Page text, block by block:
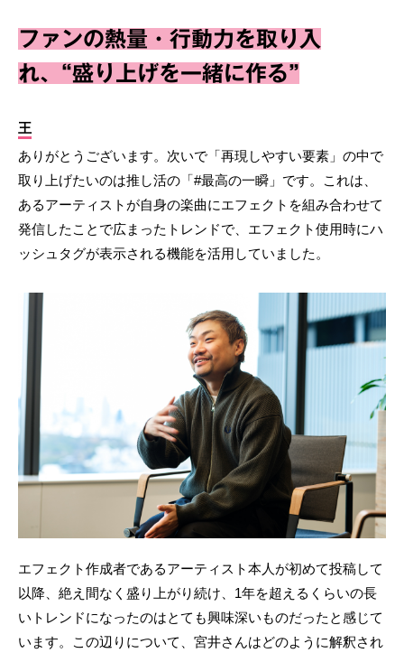
ファンの熱量・行動力を取り入
れ、“盛り上げを一緒に作る”
王
ありがとうございます。次いで「再現しやすい要素」の中で
取り上げたいのは推し活の「#最高の一瞬」です。これは、
あるアーティストが自身の楽曲にエフェクトを組み合わせて
発信したことで広まったトレンドで、エフェクト使用時にハ
ッシュタグが表示される機能を活用していました。
エフェクト作成者であるアーティスト本人が初めて投稿して
以降、絶え間なく盛り上がり続け、1年を超えるくらいの長
いトレンドになったのはとても興味深いものだったと感じて
います。この辺りについて、宮井さんはどのように解釈され